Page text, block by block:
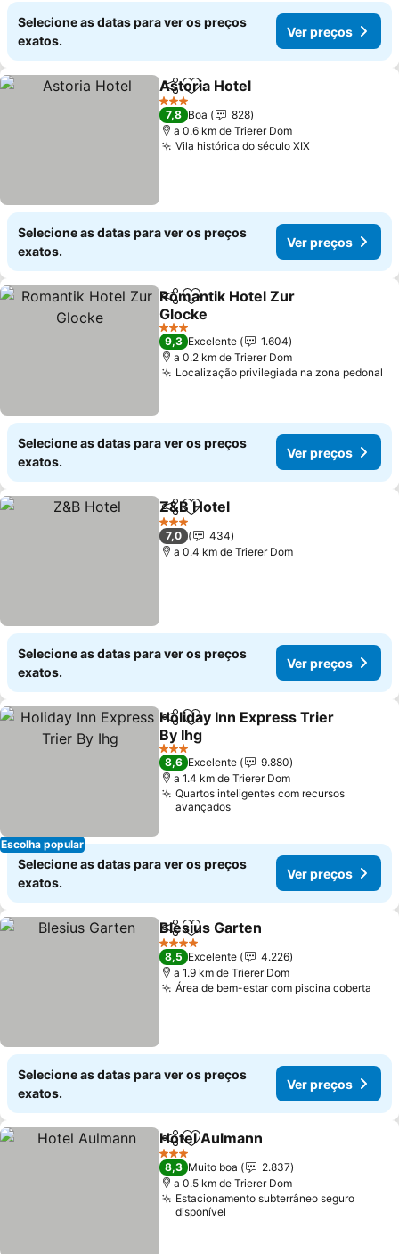
Selecione as datas para ver os preços
exatos.
Ver preços
PartilharAdicionar aos favoritos
Astoria Hotel
3 Estrelas
7,8 Boa
828
a 0.6 km de Trierer Dom
Vila histórica do século XIXVer preços
Selecione as datas para ver os preços
exatos.
Ver preços
PartilharAdicionar aos favoritos
Romantik Hotel Zur
Glocke
Ver preços
3 Estrelas
9,3 Excelente
1.604
a 0.2 km de Trierer Dom
Localização privilegiada na zona pedonal
Selecione as datas para ver os preços
exatos.
Ver preços
PartilharAdicionar aos favoritos
Z&B Hotel
3 Estrelas
7,0
434
a 0.4 km de Trierer Dom
Selecione as datas para ver os preços
exatos.
Ver preços
Escolha popular
PartilharAdicionar aos favoritos
Holiday Inn Express Trier
By Ihg
Ver preços
3 Estrelas
8,6 Excelente
9.880
a 1.4 km de Trierer Dom
Quartos inteligentes com recursos
avançados
Selecione as datas para ver os preços
exatos.
Ver preços
PartilharAdicionar aos favoritos
Blesius Garten
4 Estrelas
8,5 Excelente
4.226
a 1.9 km de Trierer Dom
Área de bem-estar com piscina coberta
Selecione as datas para ver os preços
exatos.
Ver preços
PartilharAdicionar aos favoritos
Hotel Aulmann
3 Estrelas
8,3 Muito boa
2.837
a 0.5 km de Trierer Dom
Estacionamento subterrâneo seguro
disponível